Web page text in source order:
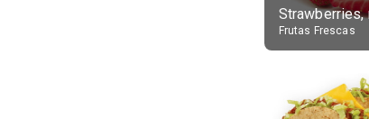
Strawberries,
Frutas Frescas